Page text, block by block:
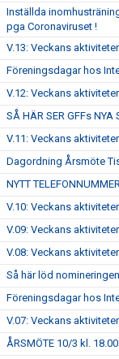
Inställda
pga Coronaviruset !
V.13: Veckans aktiviteter
Föreningsdagar hos
V.12: Veckans aktiviteter
SÅ HÄR SER GFFs NYA
V.11: Veckans aktiviteter
Dagordning Årsmöte
NYTT
V.10: Veckans aktiviteter
V.09: Veckans aktiviteter
V.08: Veckans aktiviteter
Så här löd
Föreningsdagar hos
V.07: Veckans aktiviteter
ÅRSMÖTE 10/3 kl. 18.00